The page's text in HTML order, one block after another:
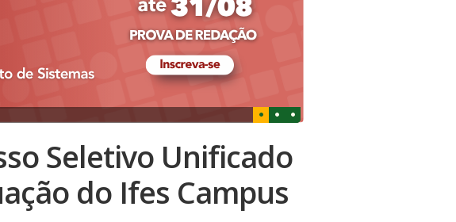
Seletivo Unificado
do Ifes Campus